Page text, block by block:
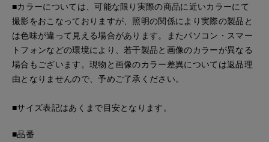
■カラーについては、可能な限り実際の商品に近いカラーにて
撮影をおこなっておりますが、照明の関係により実際の製品と
は色味が違って見える場合があります。またパソコン・スマー
トフォンなどの環境により、若干製品と画像のカラーが異なる
場合もございます。現物と画像のカラー差異については返品理
由となりませんので、予めご了承ください。
■サイズ表記はあくまで目安となります。
■品番